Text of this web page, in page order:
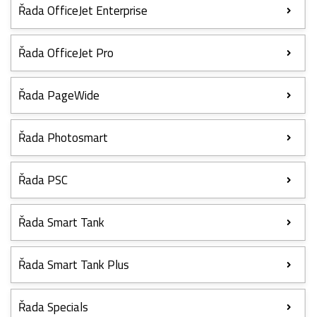
Řada OfficeJet Enterprise
Řada OfficeJet Pro
Řada PageWide
Řada Photosmart
Řada PSC
Řada Smart Tank
Řada Smart Tank Plus
Řada Specials